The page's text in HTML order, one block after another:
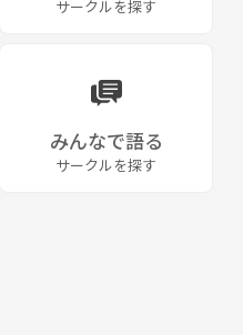
⚽️野球⚾️バドミントン🏸
サークルを探す
みんなで語る
サークルを探す